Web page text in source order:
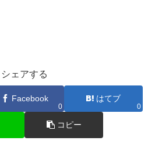
シェアする
Facebook
0
はてブ
0
コピー